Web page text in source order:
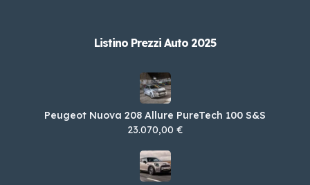
Listino Prezzi Auto 2025
Peugeot Nuova 208 Allure PureTech 100 S&S
23.070,00 €